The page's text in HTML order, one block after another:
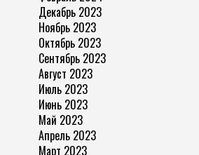
Декабрь 2023
Ноябрь 2023
Октябрь 2023
Сентябрь 2023
Август 2023
Июль 2023
Июнь 2023
Май 2023
Апрель 2023
Март 2023